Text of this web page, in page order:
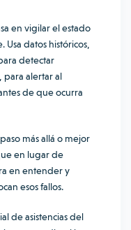
en vigilar el estado
datos históricos,
detectar
para alertar al
de que ocurra
más allá o mejor
en lugar de
en entender y
esos fallos.
de asistencias del